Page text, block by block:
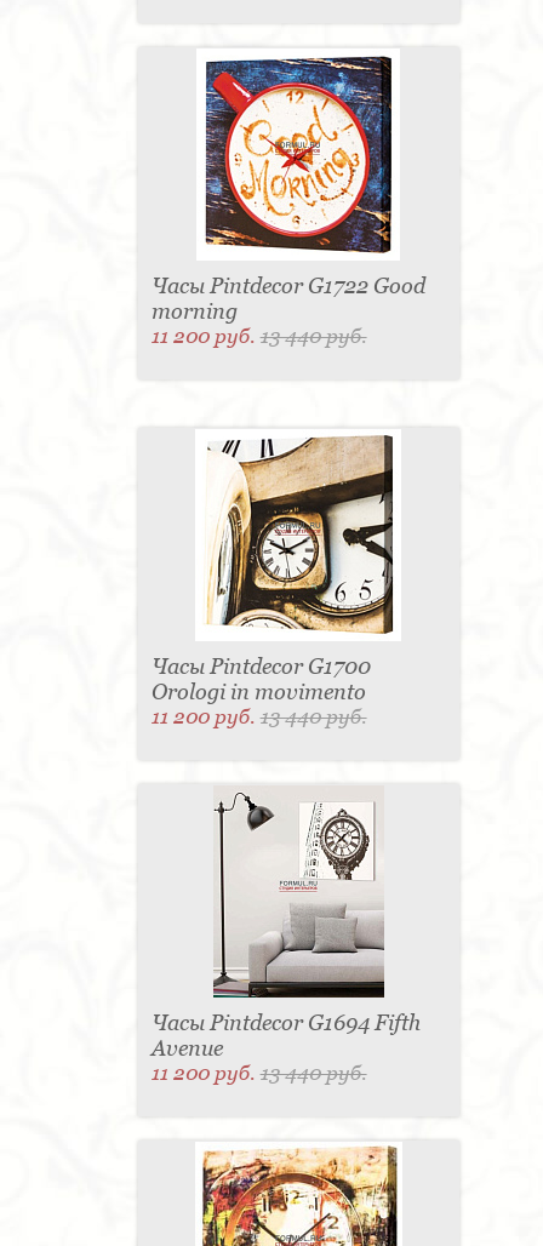
Часы Pintdecor G1722 Good
morning
11 200 руб.13 440 руб.
Часы Pintdecor G1700
Orologi in movimento
11 200 руб.13 440 руб.
Часы Pintdecor G1694 Fifth
Avenue
11 200 руб.13 440 руб.